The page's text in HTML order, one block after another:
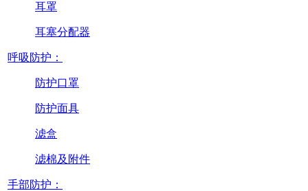
耳罩
耳塞分配器
呼吸防护：
防护口罩
防护面具
滤盒
滤棉及附件
手部防护：